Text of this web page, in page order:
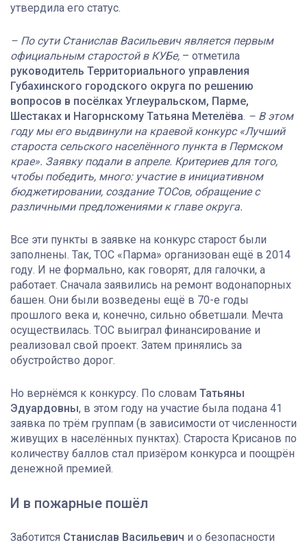
утвердила его статус.
– По сути Станислав Васильевич является первым
официальным старостой в КУБе, – отметила
руководитель Территориального управления
Губахинского городского округа по решению
вопросов в посёлках Углеуральском, Парме,
Шестаках и Нагорнскому Татьяна Метелёва. – В этом
году мы его выдвинули на краевой конкурс «Лучший
староста сельского населённого пункта в Пермском
крае». Заявку подали в апреле. Критериев для того,
чтобы победить, много: участие в инициативном
бюджетировании, создание ТОСов, обращение с
различными предложениями к главе округа.
Все эти пункты в заявке на конкурс старост были
заполнены. Так, ТОС «Парма» организован ещё в 2014
году. И не формально, как говорят, для галочки, а
работает. Сначала заявились на ремонт водонапорных
башен. Они были возведены ещё в 70-е годы
прошлого века и, конечно, сильно обветшали. Мечта
осуществилась. ТОС выиграл финансирование и
реализовал свой проект. Затем принялись за
обустройство дорог.
Но вернёмся к конкурсу. По словам Татьяны
Эдуардовны, в этом году на участие была подана 41
заявка по трём группам (в зависимости от численности
живущих в населённых пунктах). Староста Крисанов по
количеству баллов стал призёром конкурса и поощрён
денежной премией.
И в пожарные пошёл
Заботится Станислав Васильевич и о безопасности